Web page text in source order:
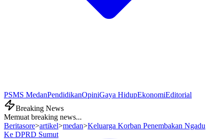
PSMS MedanPendidikanOpiniGaya HidupEkonomiEditorial
Breaking News
Memuat breaking news...
Beritasore>artikel>medan>Keluarga Korban Penembakan Ngadu
Ke DPRD Sumut